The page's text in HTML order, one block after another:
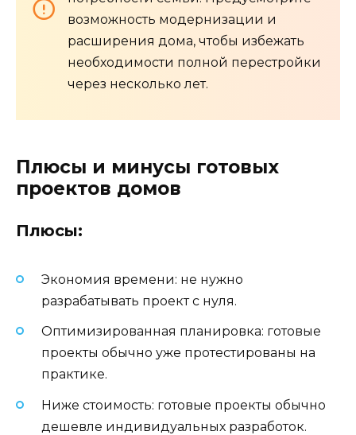
возможность модернизации и
расширения дома, чтобы избежать
необходимости полной перестройки
через несколько лет.
Плюсы и минусы готовых
проектов домов
Плюсы:
Экономия времени: не нужно
разрабатывать проект с нуля.
Оптимизированная планировка: готовые
проекты обычно уже протестированы на
практике.
Ниже стоимость: готовые проекты обычно
дешевле индивидуальных разработок.